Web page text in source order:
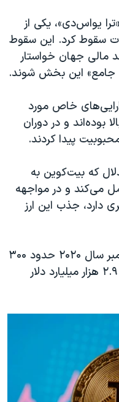
یواس‌دی»، یکی از
سقوط کرد. این سقوط
مالی جهان خواستار
و جامع» این بخش شوند.
خاص مورد
بوده‌اند و در دوران
پیدا کردند.
که بیت‌کوین به
می‌کند و در مواجهه
دارد، جذب این ارز
سرمایه‌گذاری در رمزارزها که در نوامبر سال ۲۰۲۰ حدود ۳۰۰
میلیارد دلار بود، در نوامبر ۲۰۲۱ تا ۲.۹ هزار میلیارد دلار